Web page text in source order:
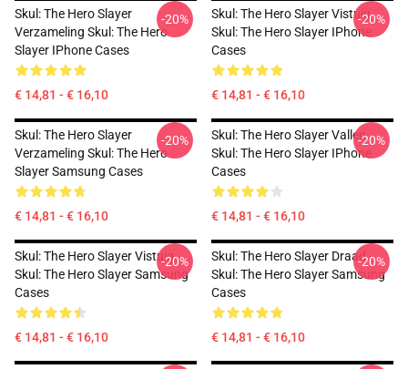
Skul: The Hero Slayer
Verzameling Skul: The Hero
Slayer IPhone Cases
€ 14,81 - € 16,10
-20%
Skul: The Hero Slayer Vistuig
Skul: The Hero Slayer IPhone
Cases
€ 14,81 - € 16,10
-20%
Skul: The Hero Slayer
Verzameling Skul: The Hero
Slayer Samsung Cases
€ 14,81 - € 16,10
-20%
Skul: The Hero Slayer Vallen
Skul: The Hero Slayer IPhone
Cases
€ 14,81 - € 16,10
-20%
Skul: The Hero Slayer Vistuig
Skul: The Hero Slayer Samsung
Cases
€ 14,81 - € 16,10
-20%
Skul: The Hero Slayer Draad
Skul: The Hero Slayer Samsung
Cases
€ 14,81 - € 16,10
-20%